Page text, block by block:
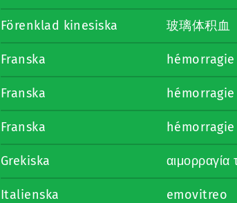
Förenklad kinesiska 玻璃体积血
Franska
Franska
Franska
Grekiska
Italienska emovitreo